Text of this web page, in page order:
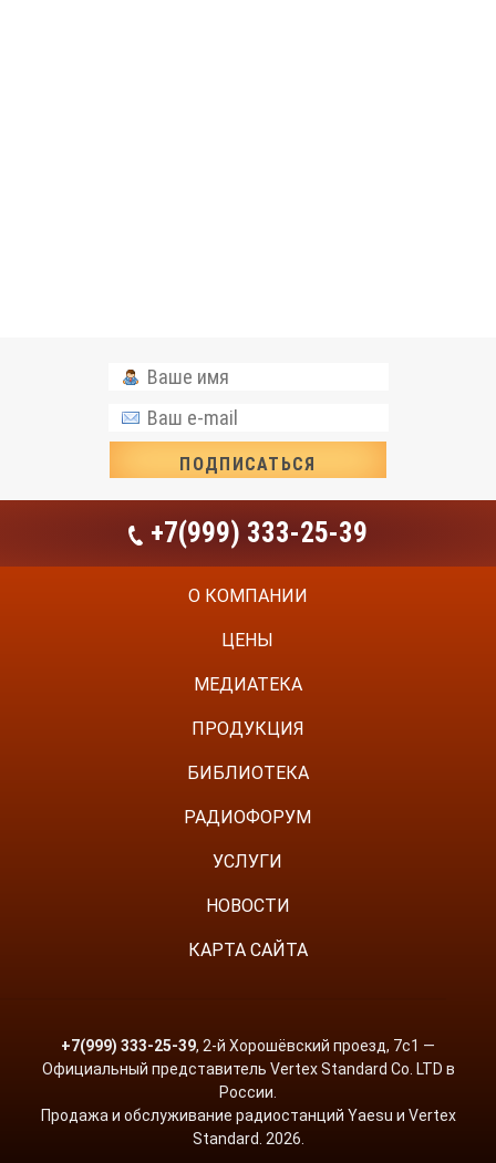
+7(999) 333-25-39
О КОМПАНИИ
ЦЕНЫ
МЕДИАТЕКА
ПРОДУКЦИЯ
БИБЛИОТЕКА
РАДИОФОРУМ
УСЛУГИ
НОВОСТИ
КАРТА САЙТА
+7(999) 333-25-39, 2-й Хорошёвский проезд, 7с1 —
Официальный представитель Vertex Standard Co. LTD в
России.
Продажа и обслуживание радиостанций Yaesu и Vertex
Standard. 2026.